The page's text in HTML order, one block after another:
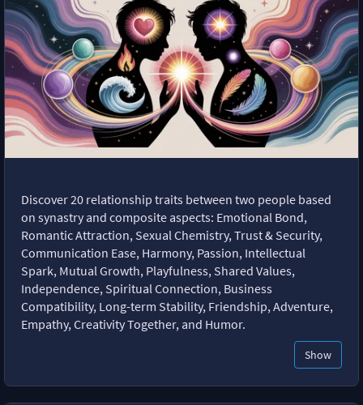
Discover 20 relationship traits between two people based
on synastry and composite aspects: Emotional Bond,
Romantic Attraction, Sexual Chemistry, Trust & Security,
Communication Ease, Harmony, Passion, Intellectual
Spark, Mutual Growth, Playfulness, Shared Values,
Independence, Spiritual Connection, Business
Compatibility, Long-term Stability, Friendship, Adventure,
Empathy, Creativity Together, and Humor.
Show